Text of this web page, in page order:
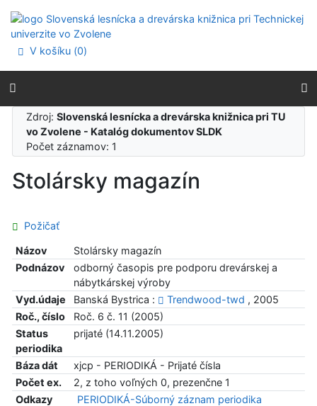
Prejsť na menu
Prehlásenie o webovej prístupnosti
V košíku (0)
Zdroj:Slovenská lesnícka a drevárska knižnica pri TU
vo Zvolene - Katalóg dokumentov SLDK
Počet záznamov: 1
Stolársky magazín
Požičať
Názov
Stolársky magazín
Podnázov
odborný časopis pre podporu drevárskej a
nábytkárskej výroby
Vyd.údaje
Banská Bystrica : Trendwood-twd , 2005
Roč., číslo
Roč. 6 č. 11 (2005)
Status
periodika
prijaté (14.11.2005)
Báza dát
xjcp - PERIODIKÁ - Prijaté čísla
Počet ex.
2, z toho voľných 0, prezenčne 1
Odkazy
PERIODIKÁ-Súborný záznam periodika